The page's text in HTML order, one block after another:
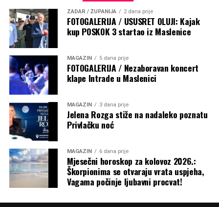
ZADAR / ŽUPANIJA 2 dana prije
FOTOGALERIJA / USUSRET OLUJI: Kajak
kup POSKOK 3 startao iz Maslenice
MAGAZIN 5 dana prije
FOTOGALERIJA / Nezaboravan koncert
klape Intrade u Maslenici
MAGAZIN 3 dana prije
Jelena Rozga stiže na nadaleko poznatu
Privlačku noć
MAGAZIN 6 dana prije
Mjesečni horoskop za kolovoz 2026.:
Škorpionima se otvaraju vrata uspjeha,
Vagama počinje ljubavni procvat!